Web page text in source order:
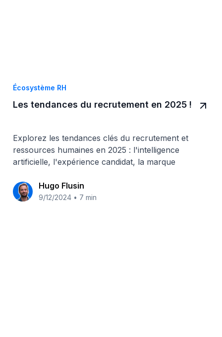
Écosystème RH
Les tendances du recrutement en 2025 !
Explorez les tendances clés du recrutement et
ressources humaines en 2025 : l'intelligence
artificielle, l'expérience candidat, la marque
Hugo Flusin
9/12/2024 • 7 min